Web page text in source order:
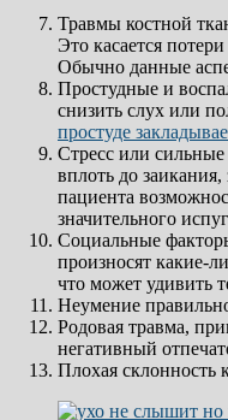
Травмы костной
Это касается
Обычно данные
Простудные и
снизить слух или
простуде
Стресс или
вплоть до
пациента
значительного
Социальные
произносят какие-
что может удивить
Неумение
Родовая травма,
негативный
Плохая склонность